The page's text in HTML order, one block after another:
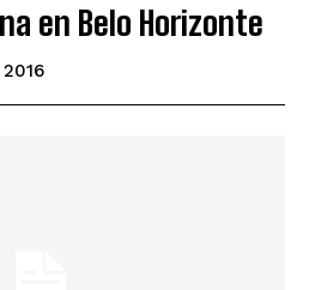
en Belo Horizonte